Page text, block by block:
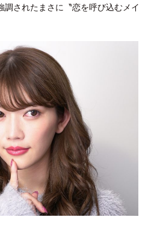
調されたまさに〝恋を呼び込むメイ